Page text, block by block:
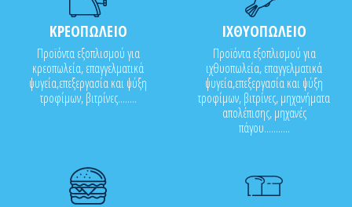
ΚΡΕΟΠΩΛΕΙΟ
Προϊόντα εξοπλισμού για
κρεοπωλεία, επαγγελματικά
ψυγεία,επεξεργασία και ψύξη
τροφίμων, βιτρίνες........
ΙΧΘΥΟΠΩΛΕΙΟ
Προϊόντα εξοπλισμού για
ιχθυοπωλεία, επαγγελματικά
ψυγεία,επεξεργασία και ψύξη
τροφίμων, βιτρίνες, μηχανήματα
απολέπισης, μηχανές
πάγου...........